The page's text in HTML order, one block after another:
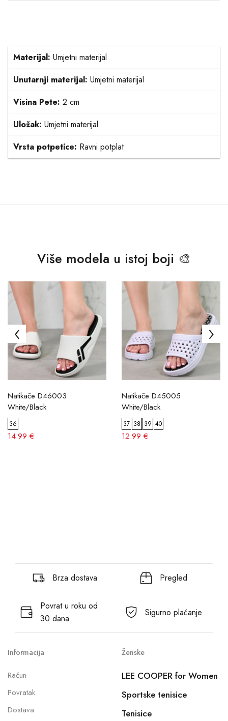
Materijal: Umjetni materijal
Unutarnji materijal: Umjetni materijal
Visina Pete: 2 cm
Uložak: Umjetni materijal
Vrsta potpetice: Ravni potplat
Više modela u istoj boji 🎨
Natikače D46003
White/Black
36
14.99 €
Natikače D45005
White/Black
37 38 39 40
12.99 €
Brza dostava Pregled
Povrat u roku od
30 dana
Sigurno plaćanje
Informacija
Račun
Povratak
Dostava
Ženske
LEE COOPER for Women
Sportske tenisice
Tenisice